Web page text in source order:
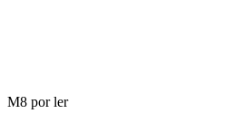
M8 por ler